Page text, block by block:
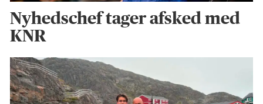
Nyhedschef tager afsked med
KNR